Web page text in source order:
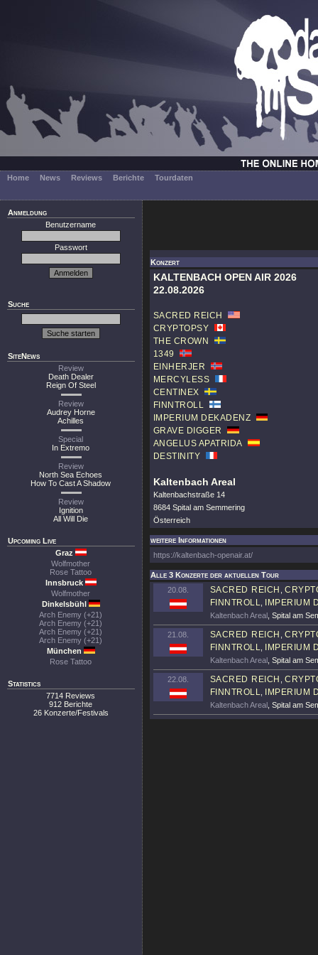
Home News Reviews Berichte Tourdaten
Anmeldung
Benutzername
Passwort
Suche
SiteNews
Review
Death Dealer
Reign Of Steel
Review
Audrey Horne
Achilles
Special
In Extremo
Review
North Sea Echoes
How To Cast A Shadow
Review
Ignition
All Will Die
Upcoming Live
Graz
Wolfmother
Rose Tattoo
Innsbruck
Wolfmother
Dinkelsbühl
Arch Enemy (+21)
Arch Enemy (+21)
Arch Enemy (+21)
Arch Enemy (+21)
München
Rose Tattoo
Statistics
7714 Reviews
912 Berichte
26 Konzerte/Festivals
Konzert
KALTENBACH OPEN AIR 2026
22.08.2026
SACRED REICH
CRYPTOPSY
THE CROWN
1349
EINHERJER
MERCYLESS
CENTINEX
FINNTROLL
IMPERIUM DEKADENZ
GRAVE DIGGER
ANGELUS APATRIDA
DESTINITY
Kaltenbach Areal
Kaltenbachstraße 14
8684 Spital am Semmering
Österreich
weitere Informationen
https://kaltenbach-openair.at/
Alle 3 Konzerte der aktuellen Tour
20.08.
SACRED REICH ,
FINNTROLL
IMPERIUM
Kaltenbach Areal , Spital am
21.08. SACRED REICH ,
FINNTROLL
IMPERIUM
Kaltenbach Areal , Spital am
22.08. SACRED REICH ,
FINNTROLL
IMPERIUM
Kaltenbach Areal , Spital am